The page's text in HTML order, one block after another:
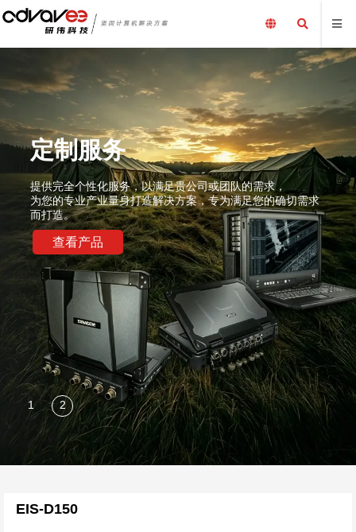
定制服务
提供完全个性化服务，以满足贵公司或团队的需求，
为您的专业产业量身打造解决方案，专为满足您的确切需求
而打造。
查看产品
EIS-D150